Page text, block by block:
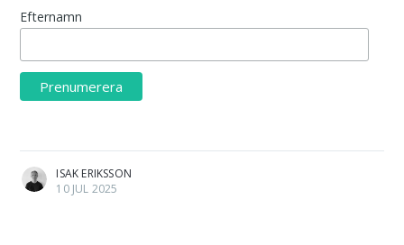
Efternamn
ISAK ERIKSSON
10 JUL 2025